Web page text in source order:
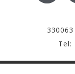
330063
Tel: